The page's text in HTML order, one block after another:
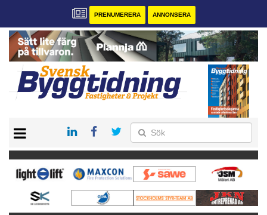
PRENUMERERA ANNONSERA
PRENUMERERA
VÅRA ANDRA MAGASIN
ANNONSERA